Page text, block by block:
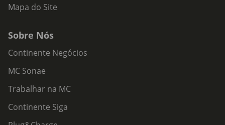
Mapa do Site
Sobre Nós
Continente Negócios
MC Sonae
Trabalhar na MC
Continente Siga